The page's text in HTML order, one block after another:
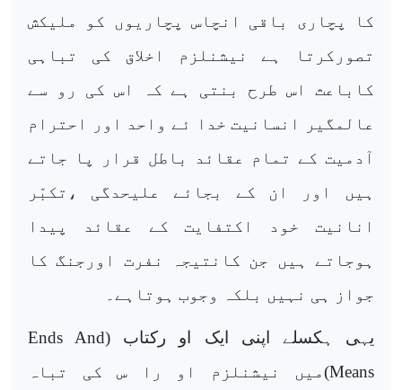
کا پچاری باقی انچاس پچاریوں کو ملیکش
تصورکرتا ہے نیشنلزم اخلاق کی تباہی
کاباعث اس طرح بنتی ہے کہ اس کی رو سے
عالمگیر انسانیت خدا ئے واحد اور احترام
آدمیت کے تمام عقائد باطل قرار پا جاتے
ہیں اور ان کے بجائے علیحدگی ،تکبّر
انانیت خود اکتفایت کے عقائد پیدا
ہوجاتے ہیں جن کانتیجہ نفرت اورجنگ کا
جواز ہی نہیں بلکہ وجوب ہوتاہے۔
یہی ہکسلے اپنی ایک او رکتاب (Ends And
Means)میں نیشنلزم او را س کی تباہ